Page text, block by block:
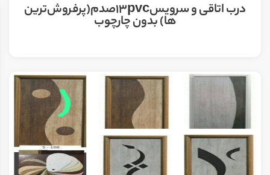
درب اتاقی و سرویس13pvcصدم(پرفروش‌ترین
ها) بدون چارچوب